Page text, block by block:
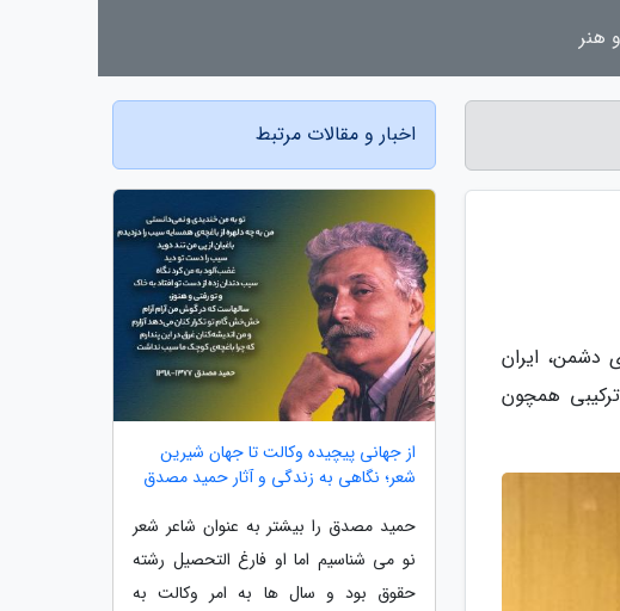
دشمن، ایران
همچون
اخبار و مقالات مرتبط
از جهانی پیچیده وکالت تا جهان شیرین
شعر؛ نگاهی به زندگی و آثار حمید مصدق
حمید مصدق را بیشتر به عنوان شاعر شعر
نو می شناسیم اما او فارغ التحصیل رشته
حقوق بود و سال ها به امر وکالت به
هنر